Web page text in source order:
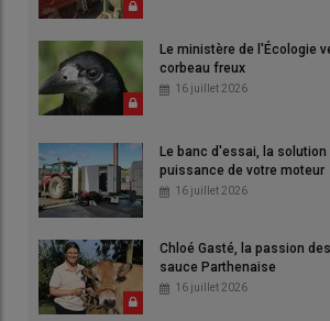
Le ministère de l'Écologie
corbeau freux
16 juillet 2026
Le banc d'essai, la
puissance de votre moteur
16 juillet 2026
Chloé Gasté, la passion
sauce Parthenaise
16 juillet 2026